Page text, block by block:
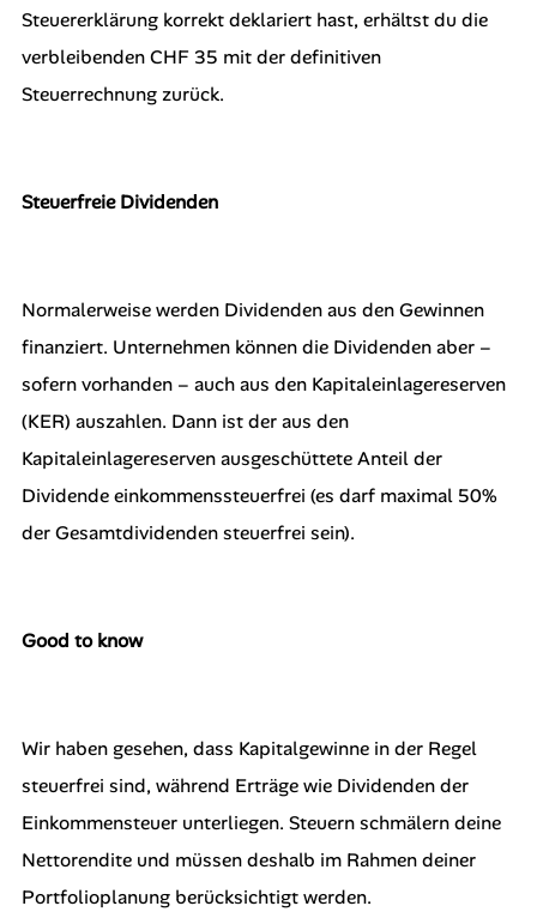
Steuererklärung korrekt deklariert hast, erhältst du die
verbleibenden CHF 35 mit der definitiven
Steuerrechnung zurück.
Steuerfreie Dividenden
Normalerweise werden Dividenden aus den Gewinnen
finanziert. Unternehmen können die Dividenden aber –
sofern vorhanden – auch aus den Kapitaleinlagereserven
(KER) auszahlen. Dann ist der aus den
Kapitaleinlagereserven ausgeschüttete Anteil der
Dividende einkommenssteuerfrei (es darf maximal 50%
der Gesamtdividenden steuerfrei sein).
Good to know
Wir haben gesehen, dass Kapitalgewinne in der Regel
steuerfrei sind, während Erträge wie Dividenden der
Einkommensteuer unterliegen. Steuern schmälern deine
Nettorendite und müssen deshalb im Rahmen deiner
Portfolioplanung berücksichtigt werden.